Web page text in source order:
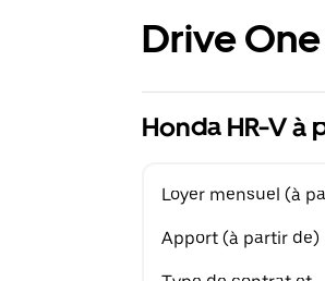
Drive One
Honda HR-V à
Loyer mensuel (à
Apport (à partir de)